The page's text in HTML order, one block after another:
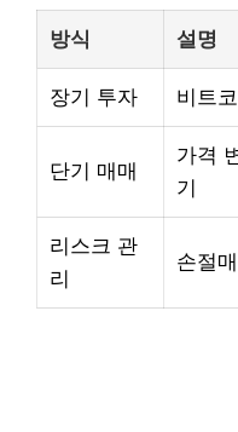
방식 설명
장기 투자 비트
단기 매매
가격
기
리스크 관
리
손절